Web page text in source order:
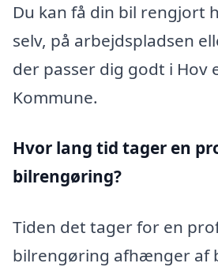
Du kan få din bil rengjort
selv, på arbejdspladsen
der passer dig godt i Hov
Kommune.
Hvor lang tid tager en
bilrengøring?
Tiden det tager for en
bilrengøring afhænger af